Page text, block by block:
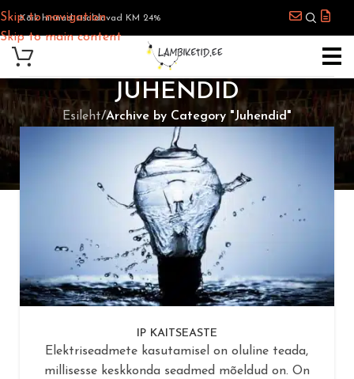
Skip to navigation
Skip to main content
Kõik hinnad sisaldavad KM 24%
JUHENDID
Esileht/Archive by Category "Juhendid"
IP KAITSEASTE
Elektriseadmete kasutamisel on oluline teada,
millisesse keskkonda seadmed mõeldud on. On